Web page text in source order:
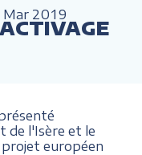
Mar 2019
de l'Isère et le
projet européen